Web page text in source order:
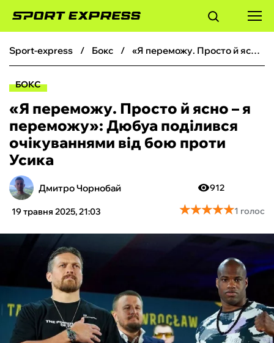
ФУТБОЛ
БОКС
ХОКЕЙ
ТЕНІС
КІБЕРСПОРТ
ЧС-2026
ФУТЗАЛ
ІНШІ
sport-express бокс «Я переможу. Просто й ясно – я переможу»: Дюбуа поділився очікуваннями від бою проти Усика
БОКС
«Я переможу. Просто й ясно – я
переможу»: Дюбуа поділився
очікуваннями від бою проти
Усика
Дмитро Чорнобай
19 травня 2025, 21:03
912
★★★★★
★★★★★1 голос